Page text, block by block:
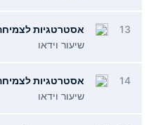
13
אסטרטגיות לצמיחה
שיעור וידאו
14
אסטרטגיות לצמיחה
שיעור וידאו